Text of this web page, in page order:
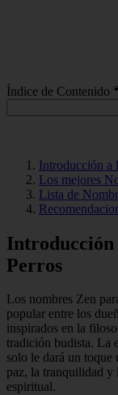
Índice de Contenido
Introducción a
Los mejores
Lista de
Introducción
Perros
Los nombres Zen
popular entre los
inspirados en la
tradición budista. La
solo le dará un
paz, la tranquilidad y
espiritual.